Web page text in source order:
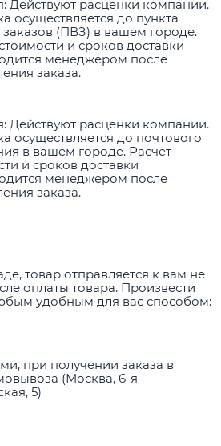
Действуют расценки компании.
осуществляется до пункта
(ПВЗ) в вашем городе.
и сроков доставки
менеджером после
заказа.
Действуют расценки компании.
осуществляется до почтового
в вашем городе. Расчет
и сроков доставки
менеджером после
заказа.
товар отправляется к вам не
оплаты товара. Произвести
удобным для вас способом:
при получении заказа в
(Москва, 6-я
5)